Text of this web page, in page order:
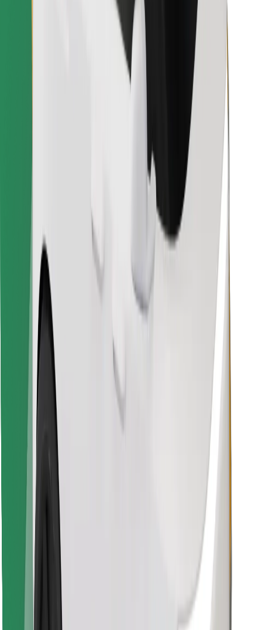
Automobilis atvyks per kelias minutes!
Atsisiųsti programėlę „Bolt“
Raskite savo mėgstamą maistą!
Atsisiųsti programėlę „Bolt Food“